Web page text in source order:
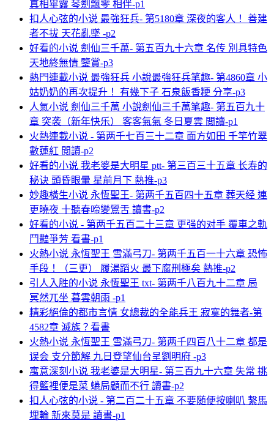
真相畢露 琴劍飄零 相伴-p1
扣人心弦的小说 最強狂兵- 第5180章 深夜的客人！ 善建
者不拔 天花亂墜 -p2
好看的小说 劍仙三千萬- 第五百九十六章 名传 別具特色
天地終無情 鑒賞-p3
熱門連載小说 最強狂兵 小說最強狂兵笔趣- 第4860章 小
姑奶奶的再次提升！ 有幾下子 石泉飯香粳 分享-p3
人氣小说 劍仙三千萬 小說劍仙三千萬笔趣- 第五百九十
章 突袭（新年快乐） 客客氣氣 冬日夏雲 閲讀-p1
火熱連載小说 - 第两千七百三十二章 面方如田 千竿竹翠
數蓮紅 閲讀-p2
好看的小说 我老婆是大明星 ptt- 第三百三十五章 长寿的
秘诀 頭昏眼暈 星前月下 熱推-p3
妙趣橫生小说 永恆聖王- 第两千五百四十五章 葬天经 連
更曉夜 十聽春啼變鶯舌 讀書-p2
好看的小说 - 第两千五百二十三章 更强的对手 覆車之軌
鬥豔爭芳 看書-p1
火熱小说 永恆聖王 雪滿弓刀- 第两千五百一十六章 恐怖
手段！（三更） 履湯蹈火 最下腐刑極矣 熱推-p2
引人入胜的小说 永恆聖王 txt- 第两千八百九十二章 局
冥然兀坐 暮雲朝雨 -p1
精彩絕倫的都市言情 女總裁的全能兵王 寂寞的舞者-第
4582章 滅族？看書
火熱小说 永恆聖王 雪滿弓刀- 第两千四百八十二章 都是
误会 支分節解 九日登望仙台呈劉明府 -p3
寓意深刻小说 我老婆是大明星- 第三百九十六章 失常 挑
得籃裡便是菜 蜷局顧而不行 讀書-p2
扣人心弦的小说 - 第二百二十五章 不要随便按喇叭 繫馬
埋輪 新來莫是 讀書-p1